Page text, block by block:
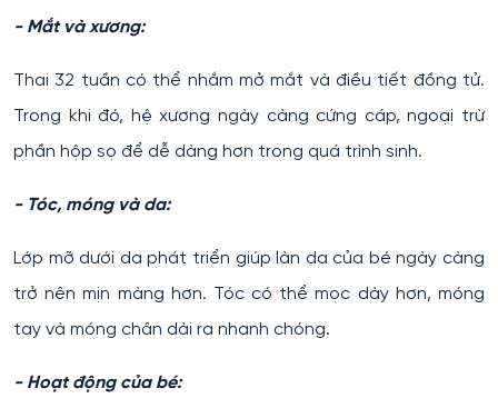
- Mắt và xương:
Thai 32 tuần có thể nhắm mở mắt và điều tiết đồng tử.
Trong khi đó, hệ xương ngày càng cứng cáp, ngoại trừ
phần hộp sọ để dễ dàng hơn trong quá trình sinh.
- Tóc, móng và da:
Lớp mỡ dưới da phát triển giúp làn da của bé ngày càng
trở nên mịn màng hơn. Tóc có thể mọc dày hơn, móng
tay và móng chân dài ra nhanh chóng.
- Hoạt động của bé: